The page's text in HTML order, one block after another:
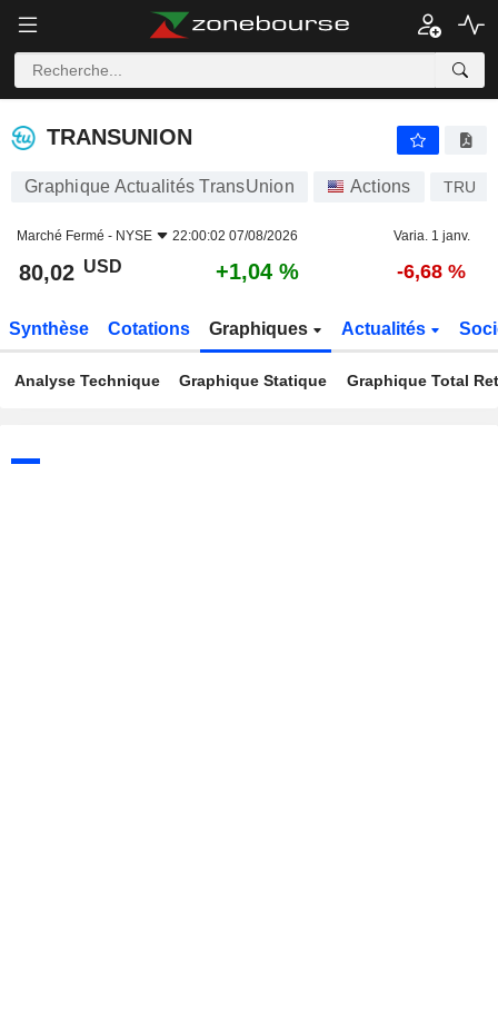
TRANSUNION
TRANSUNION
Graphique Actualités TransUnion Actions TRU
Marché Fermé - NYSE 22:00:02 07/08/2026 Varia. 1 janv.
80,02 USD +1,04 % -6,68 %
Synthèse Cotations Graphiques Actualités
Analyse Technique Graphique Statique Graphique Total